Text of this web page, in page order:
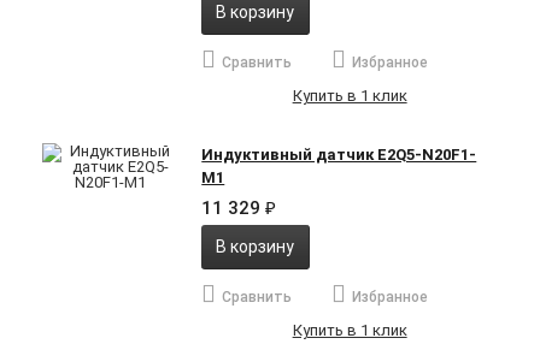
В корзину
Сравнить Избранное
Купить в 1 клик
Индуктивный датчик E2Q5-N20F1-
M1
11 329₽
В корзину
Сравнить Избранное
Купить в 1 клик